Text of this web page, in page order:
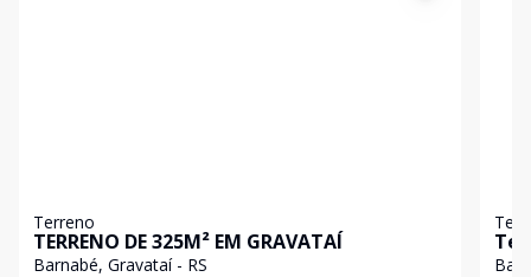
Terreno
TERRENO DE 325M² EM GRAVATAÍ
Barnabé, Gravataí - RS